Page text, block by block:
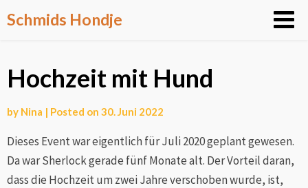
toSchmids Hondje
Hochzeit mit Hund
by Nina | Posted on 30. Juni 2022
Dieses Event war eigentlich für Juli 2020 geplant gewesen.
Da war Sherlock gerade fünf Monate alt. Der Vorteil daran,
dass die Hochzeit um zwei Jahre verschoben wurde, ist,